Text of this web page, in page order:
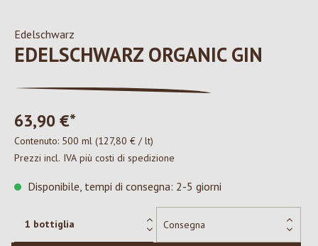
Edelschwarz
EDELSCHWARZ ORGANIC GIN
63,90 €*
Contenuto: 500 ml (127,80 € / lt)
Prezzi incl. IVA più costi di spedizione
Disponibile, tempi di consegna: 2-5 giorni